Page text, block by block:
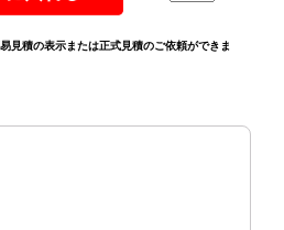
見積の表示または正式見積のご依頼ができま